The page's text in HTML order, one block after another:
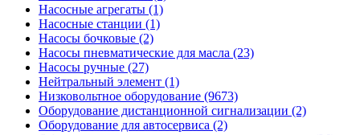
Насосные агрегаты (1)
Насосные станции (1)
Насосы бочковые (2)
Насосы пневматические для масла (23)
Насосы ручные (27)
Нейтральный элемент (1)
Низковольтное оборудование (9673)
Оборудование дистанционной сигнализации (2)
Оборудование для автосервиса (2)